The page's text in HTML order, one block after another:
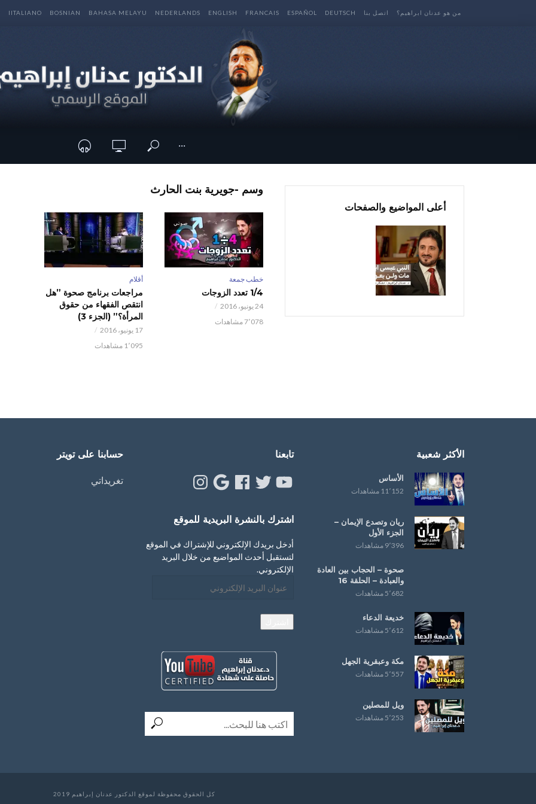
من هو عدنان ابراهيم؟ اتصل بنا DEUTSCH
ESPAÑOL
FRANCAIS
ENGLISH
NEDERLANDS
BAHASA MELAYU
BOSNIAN
IITALIANO
···
وسم -جويرية بنت الحارث
صوتي
خطب جمعة
1/4 تعدد الزوجات
24 يونيو، 2016
7٬078 مشاهدات
أقلام
مراجعات برنامج صحوة ”هل
انتقص الفقهاء من حقوق
المرأة؟” (الجزء 3)
17 يونيو، 2016
1٬095 مشاهدات
أعلى المواضيع والصفحات
الأكثر شعبية
الأساس
11٬152 مشاهدات
ريان وتصدع الإيمان –
الجزء الأول
9٬396 مشاهدات
صحوة – ‏الحجاب‬ بين العادة
و‫‏العبادة‬ – الحلقة 16
5٬682 مشاهدات
خديعة الدعاء
5٬612 مشاهدات
مكة وعبقرية الجهل
5٬557 مشاهدات
ويل للمصلين
5٬253 مشاهدات
تابعنا
YouTube
Twitter
Facebook
Google
Instagram
اشترك بالنشرة البريدية للموقع
أدخل بريدك الإلكتروني للإشتراك في الموقع
لتستقبل أحدث المواضيع من خلال البريد
الإلكتروني.
البريد
حسابنا على تويتر
تغريداتي
كل الحقوق محفوظة لموقع الدكتور عدنان إبراهيم 2019